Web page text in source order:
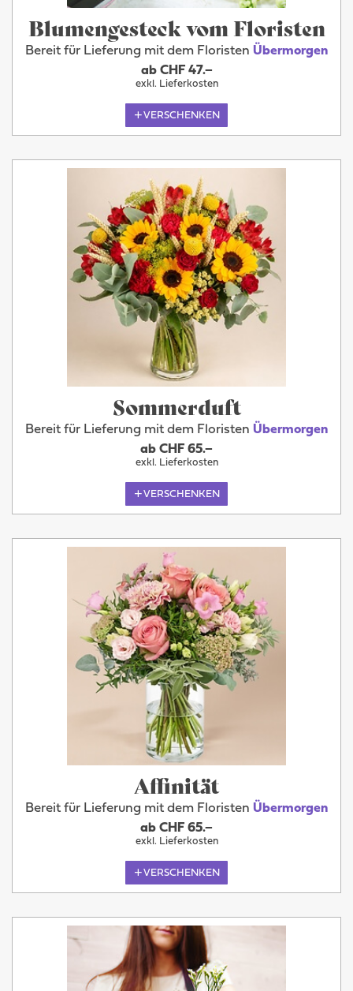
Blumengesteck vom Floristen
Bereit für Lieferung mit dem Floristen Übermorgen
ab CHF 47.–
exkl. Lieferkosten
VERSCHENKEN
Sommerduft
Bereit für Lieferung mit dem Floristen Übermorgen
ab CHF 65.–
exkl. Lieferkosten
VERSCHENKEN
Affinität
Bereit für Lieferung mit dem Floristen Übermorgen
ab CHF 65.–
exkl. Lieferkosten
VERSCHENKEN